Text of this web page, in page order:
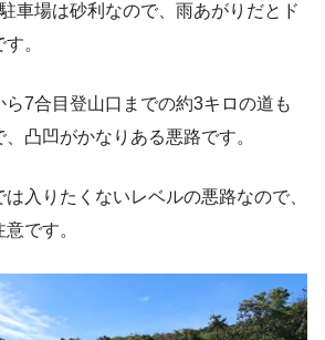
車場は砂利なので、雨あがりだとド
。
ら7合目登山口までの約3キロの道も
凸凹がかなりある悪路です。
入りたくないレベルの悪路なので、
です。